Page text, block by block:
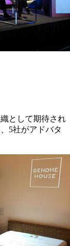
として期待され
5社がアドバタ